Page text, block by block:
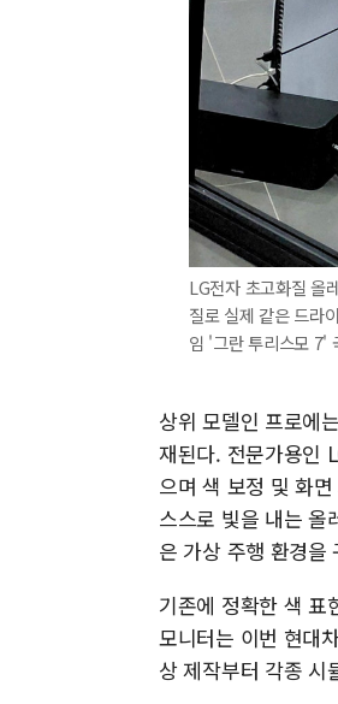
LG전자 초고화질 올
질로 실제 같은 드라
임 '그란 투리스모 7'
상위 모델인 프로에
재된다. 전문가용인
으며 색 보정 및 화
스스로 빛을 내는 올
은 가상 주행 환경을
기존에 정확한 색 표
모니터는 이번 현대
상 제작부터 각종 시